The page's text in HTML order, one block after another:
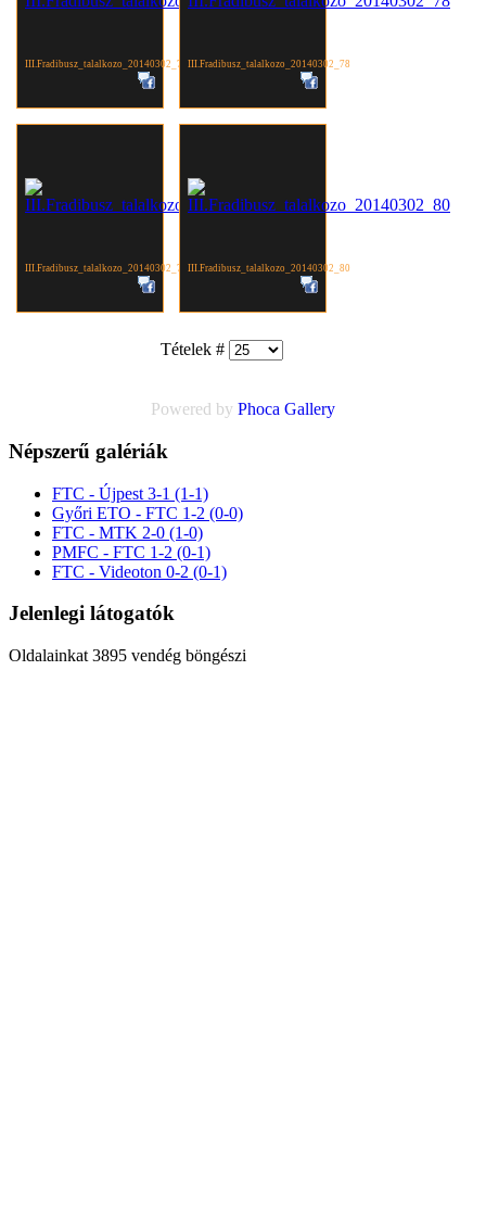
III.Fradibusz_talalkozo_20140302_77 III.Fradibusz_talalkozo_20140302_78
III.Fradibusz_talalkozo_20140302_79 III.Fradibusz_talalkozo_20140302_80
Tételek #
Powered by Phoca Gallery
Népszerű galériák
FTC - Újpest 3-1 (1-1)
Győri ETO - FTC 1-2 (0-0)
FTC - MTK 2-0 (1-0)
PMFC - FTC 1-2 (0-1)
FTC - Videoton 0-2 (0-1)
Jelenlegi látogatók
Oldalainkat 3895 vendég böngészi